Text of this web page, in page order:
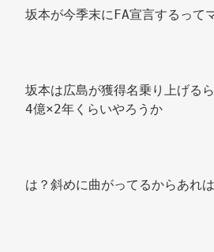
坂本が今季末にFA宣言するって
坂本は広島が獲得名乗り上げる
4億×2年くらいやろうか
は？斜めに曲がってるからあれ